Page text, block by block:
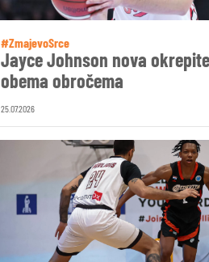
#ZmajevoSrce
Jayce Johnson nova
obema obročema
25.07.2026